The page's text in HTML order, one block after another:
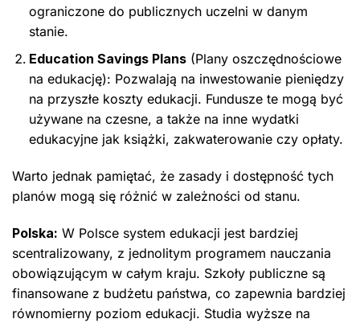
ograniczone do publicznych uczelni w danym
stanie.
Education Savings Plans(Plany oszczędnościowe
na edukację): Pozwalają na inwestowanie pieniędzy
na przyszłe koszty edukacji. Fundusze te mogą być
używane na czesne, a także na inne wydatki
edukacyjne jak książki, zakwaterowanie czy opłaty.
Warto jednak pamiętać, że zasady i dostępność tych
planów mogą się różnić w zależności od stanu.
Polska: W Polsce system edukacji jest bardziej
scentralizowany, z jednolitym programem nauczania
obowiązującym w całym kraju. Szkoły publiczne są
finansowane z budżetu państwa, co zapewnia bardziej
równomierny poziom edukacji. Studia wyższe na